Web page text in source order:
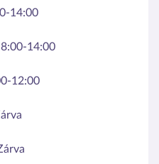
14:00
8:00-14:00
12:00